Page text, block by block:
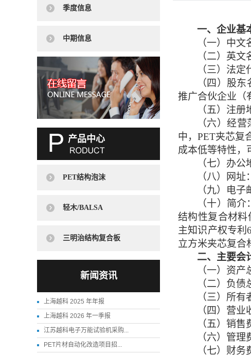
季度信息
中期信息
产品中心
PET结构泡沫
轻木/BALSA
三明治结构复合板
新闻资讯
上海越科 2025 年年报
上海越科 2026 年一季报
江苏越科电子万能试验机采购...
PET片材自动化改造项目招...
一、企业基
（一）中文
（二）英文
（三）法
（四）股
推广合伙企业（
（五）注
（六）经营
中，PET夹芯复
成本低等特性，
（七）办
（八）网址：
（九）电子
（十）简介
结构性复合材料
主知识产权专利
立方米夹芯复合
二、主要会
（一） 资产
（二） 负债
（三） 所有
（四） 营业
（五） 销售
（六） 管理
（七） 财务